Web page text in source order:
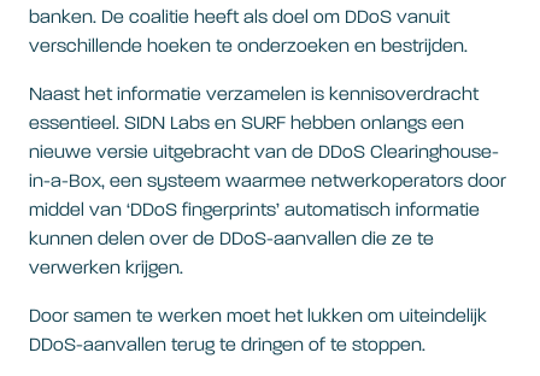
banken. De coalitie heeft als doel om DDoS vanuit
verschillende hoeken te onderzoeken en bestrijden.
Naast het informatie verzamelen is kennisoverdracht
essentieel. SIDN Labs en SURF hebben onlangs een
nieuwe versie uitgebracht van de DDoS Clearinghouse-
in-a-Box, een systeem waarmee netwerkoperators door
middel van ‘DDoS fingerprints’ automatisch informatie
kunnen delen over de DDoS-aanvallen die ze te
verwerken krijgen.
Door samen te werken moet het lukken om uiteindelijk
DDoS-aanvallen terug te dringen of te stoppen.